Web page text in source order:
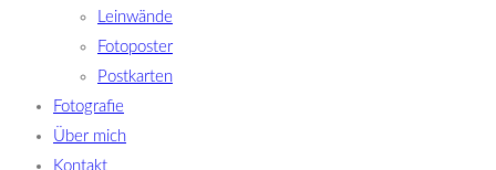
Leinwände
Fotoposter
Postkarten
Fotografie
Über mich
Kontakt